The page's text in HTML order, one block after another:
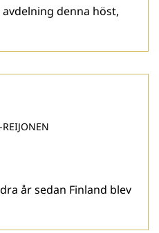
denna höst,
år sedan Finland blev